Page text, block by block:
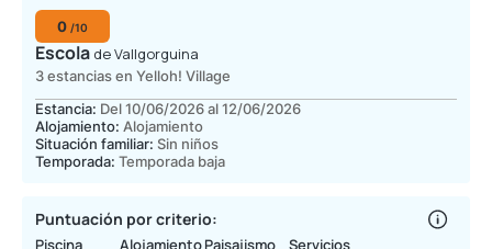
0 /10
Escola de Vallgorguina
3 estancias en Yelloh! Village
Estancia: Del 10/06/2026 al 12/06/2026
Alojamiento: Alojamiento
Situación familiar: Sin niños
Temporada: Temporada baja
Puntuación por criterio:
Piscina Alojamiento Paisajismo Servicios